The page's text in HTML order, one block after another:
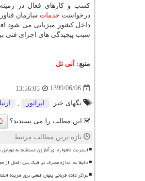
کسب و کارهای فعال در
درخواست خدمات
داخل کشور میزبانی می شود
سبب پیچیدگی های اجرای فنی
منبع: آنی تل
1399/06/06
13:56:05
تگهای خبر: اپراتور
این مطلب را می پسندید؟
تازه ترین مطالب مرتبط
اینترنت ماهواره ای آمازون مستقیم به
دقیقا به اندازه مصرف ترافیک بین الملل
مراکز داده قربانی پنهان قطعی برق هزینه